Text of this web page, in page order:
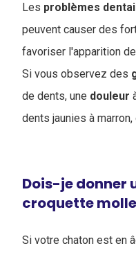
Les problèmes
peuvent causer des
favoriser l'apparition
Si vous observez des
de dents, une douleur
dents jaunies à
Dois-je donner
croquette
Si votre chaton est en